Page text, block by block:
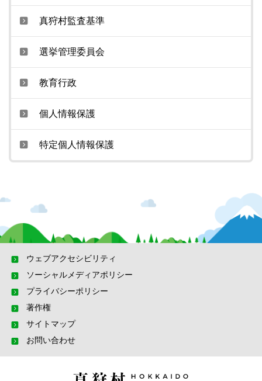
真狩村監査基準
選挙管理委員会
教育行政
個人情報保護
特定個人情報保護
ウェブアクセシビリティ
ソーシャルメディアポリシー
プライバシーポリシー
著作権
サイトマップ
お問い合わせ